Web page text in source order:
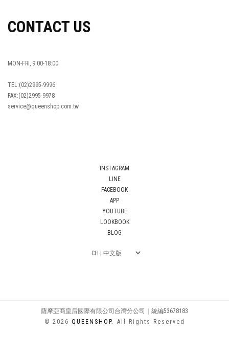
CONTACT US
MON-FRI, 9:00-18:00
TEL:(02)2995-9996
FAX:(02)2995-9978
service@queenshop.com.tw
INSTAGRAM
LINE
FACEBOOK
APP
YOUTUBE
LOOKBOOK
BLOG
薩摩亞商皇后國際有限公司台灣分公司｜統編53678183
© 2026 QUEENSHOP. All Rights Reserved